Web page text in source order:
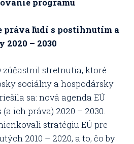
programu
práva ľudí s postihnutím a
2020 – 2030
zúčastnil stretnutia, ktoré
sociálny a hospodársky
sa: nová agenda EÚ
ich práva) 2020 – 2030.
stratégiu EÚ pre
2010 – 2020, a to, čo by